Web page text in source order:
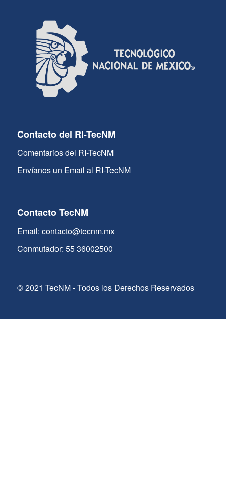
Contacto del RI-TecNM
Comentarios del RI-TecNM
Envíanos un Email al RI-TecNM
Contacto TecNM
Email: contacto@tecnm.mx
Conmutador: 55 36002500
© 2021 TecNM - Todos los Derechos Reservados